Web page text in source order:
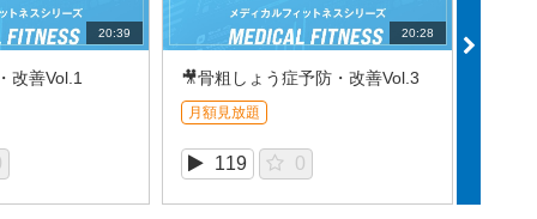
20:39
改善Vol.1
20:28
🎥骨粗しょう症予防・改善Vol.3
月額見放題
119 0